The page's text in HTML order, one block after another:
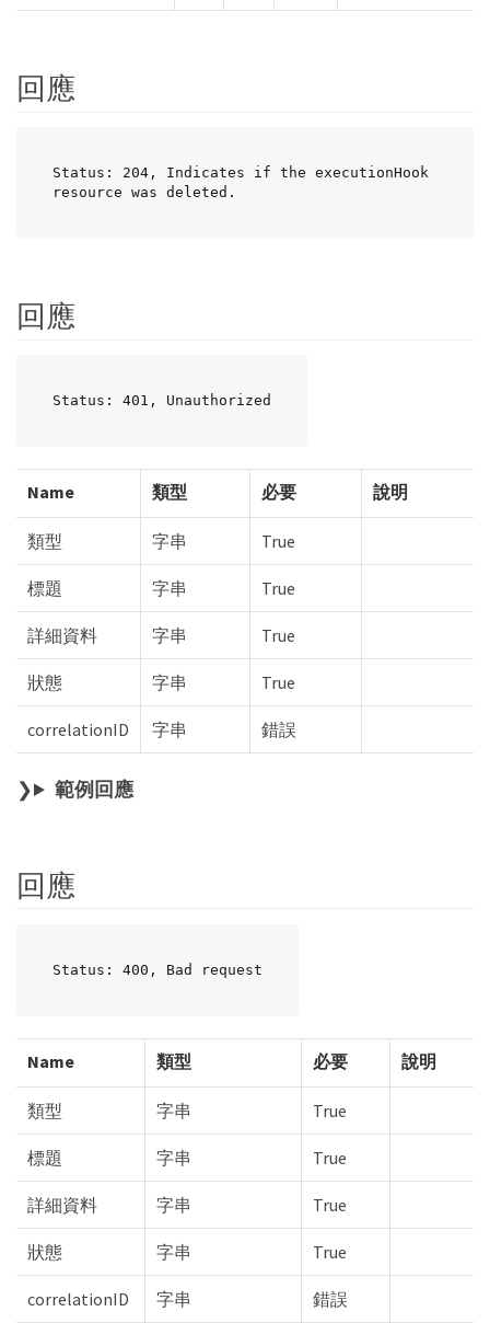
回應
Status: 204, Indicates if the executionHook
resource was deleted.
回應
Status: 401, Unauthorized
Name 類型 必要 說明
類型 字串 True
標題 字串 True
詳細資料 字串 True
狀態 字串 True
correlationID 字串 錯誤
範例回應
回應
Status: 400, Bad request
Name 類型 必要 說明
類型 字串 True
標題 字串 True
詳細資料 字串 True
狀態 字串 True
correlationID 字串 錯誤